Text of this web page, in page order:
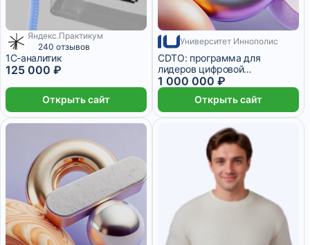
5 103 ₽/мес
Яндекс.Практикум
240 отзывов
1С-аналитик
125 000 ₽
Открыть сайт
4 месяца
Университет Иннополис
CDTO: программа для
лидеров цифровой
трансформации
1 000 000 ₽
Открыть сайт